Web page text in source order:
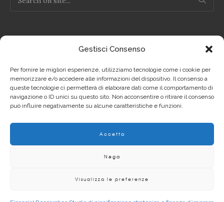
Gestisci Consenso
Per fornire le migliori esperienze, utilizziamo tecnologie come i cookie per
memorizzare e/o accedere alle informazioni del dispositivo. Il consenso a
queste tecnologie ci permetterà di elaborare dati come il comportamento di
navigazione o ID unici su questo sito. Non acconsentire o ritirare il consenso
può influire negativamente su alcune caratteristiche e funzioni.
Accetta
Nega
Visualizza le preferenze
Privacy Policy IT
Privacy Policy EN
Cookie Policy EN